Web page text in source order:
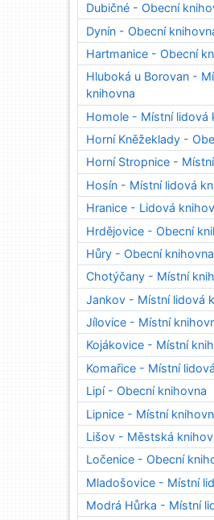
Dubičné - Obecní
Dynín - Obecní
Hartmanice - Obecní
Hluboká u Borovan -
knihovna
Homole - Místní lidová
Horní Kněžeklady -
Horní Stropnice -
Hosín - Místní lidová
Hranice - Lidová
Hrdějovice - Obecní
Hůry - Obecní knihovna
Chotýčany - Místní
Jankov - Místní lidová
Jílovice - Místní
Kojákovice - Místní
Komařice - Místní
Lipí - Obecní knihovna
Lipnice - Místní
Lišov - Městská
Ločenice - Obecní
Mladošovice - Místní
Modrá Hůrka - Místní